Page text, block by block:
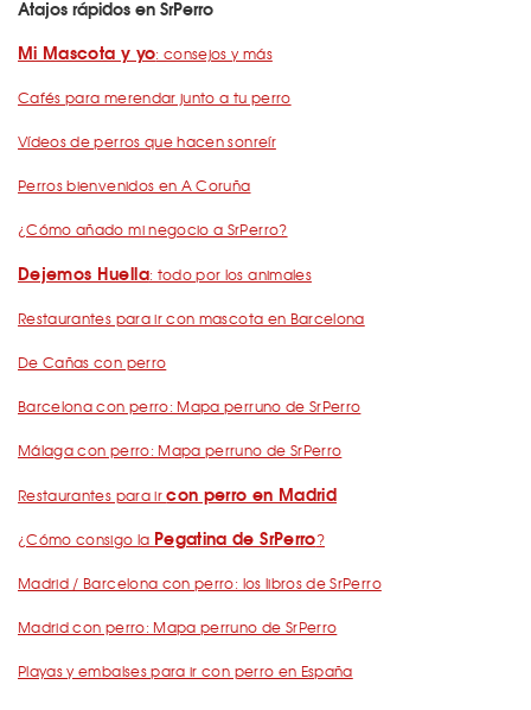
Atajos rápidos en SrPerro
Mi Mascota y yo: consejos y más
Cafés para merendar junto a tu perro
Vídeos de perros que hacen sonreír
Perros bienvenidos en A Coruña
¿Cómo añado mi negocio a SrPerro?
Dejemos Huella: todo por los animales
Restaurantes para ir con mascota en Barcelona
De Cañas con perro
Barcelona con perro: Mapa perruno de SrPerro
Málaga con perro: Mapa perruno de SrPerro
Restaurantes para ircon perro en Madrid
¿Cómo consigo la Pegatina de SrPerro?
Madrid / Barcelona con perro: los libros de SrPerro
Madrid con perro: Mapa perruno de SrPerro
Playas y embalses para ir con perro en España